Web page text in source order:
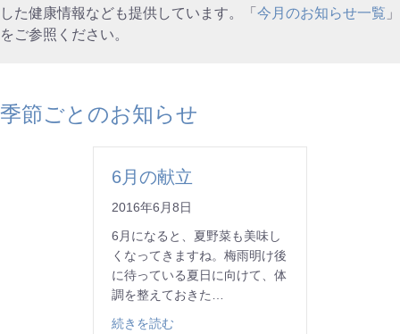
した健康情報なども提供しています。「 今月のお知らせ一覧 」
をご参照ください。
季節ごとのお知らせ
6月の献立
2016年6月8日
6月になると、夏野菜も美味し
くなってきますね。梅雨明け後
に待っている夏日に向けて、体
調を整えておきた…
続きを読む